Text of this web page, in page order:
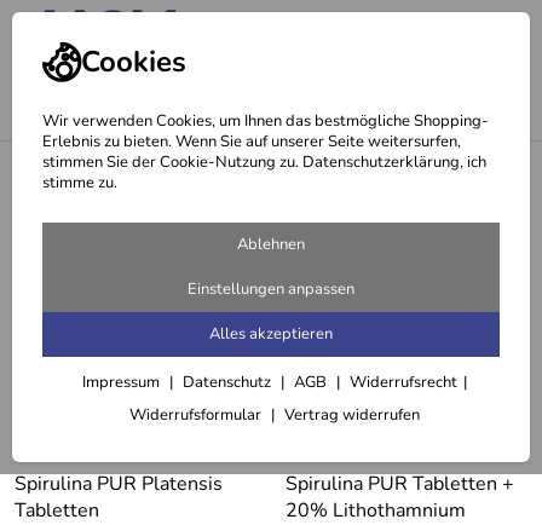
Cookies
Wir verwenden Cookies, um Ihnen das bestmögliche Shopping-
Erlebnis zu bieten. Wenn Sie auf unserer Seite weitersurfen,
stimmen Sie der Cookie-Nutzung zu. Datenschutzerklärung, ich
stimme zu.
Ablehnen
Einstellungen anpassen
Alles akzeptieren
Impressum Datenschutz AGB
Widerrufsrecht
Widerrufsformular
Vertrag widerrufen
Markenshops
Spirulina
Spirulina PUR Platensis
Tabletten
Spirulina PUR Tabletten +
20% Lithothamnium